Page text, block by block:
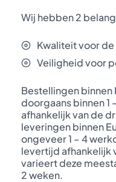
Wij hebben 2
Kwaliteit voor de
Veiligheid voor
Bestellingen
doorgaans binnen
afhankelijk van de
leveringen binnen
ongeveer 1 – 4
levertijd afhankelijk
varieert deze
2 weken.